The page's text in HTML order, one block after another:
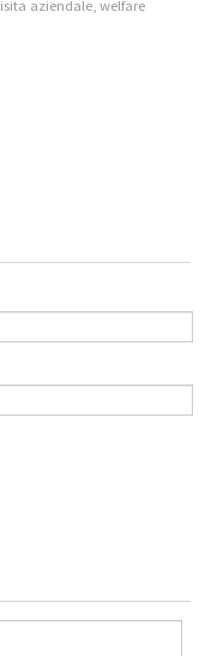
aziendale ,welfare